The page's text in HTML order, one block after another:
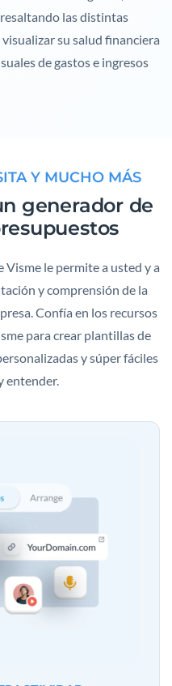
las distintas
su salud financiera
de gastos e ingresos
Y MUCHO MÁS
generador de
Visme le permite a usted y a
y comprensión de la
Confía en los recursos
para crear plantillas de
y súper fáciles
entender.